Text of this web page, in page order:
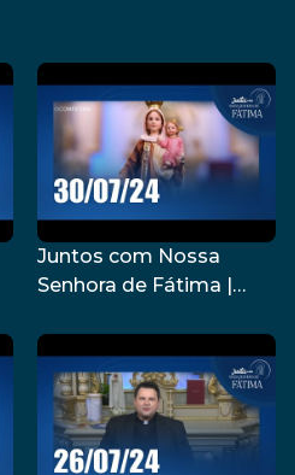
Juntos com Nossa
Senhora de Fátima |